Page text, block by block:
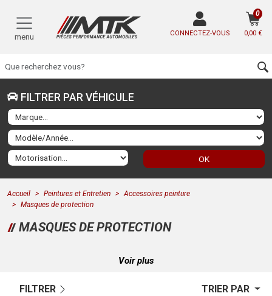
menu CONNECTEZ-VOUS 0,00 €
0
FILTRER PAR VÉHICULE
OK
Accueil Peintures et Entretien
Accessoires peinture
Masques de protection
MASQUES DE PROTECTION
Voir plus
FILTRER TRIER PAR